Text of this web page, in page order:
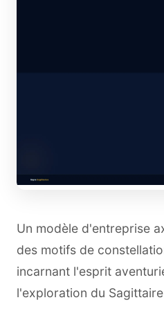
Un modèle d'entreprise
des motifs de
incarnant l'esprit
l'exploration du